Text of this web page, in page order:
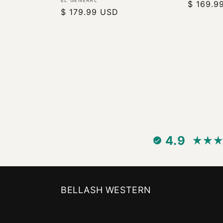
Precio
$ 179.99 USD
Precio
$
4.9
BELLASH WESTERN